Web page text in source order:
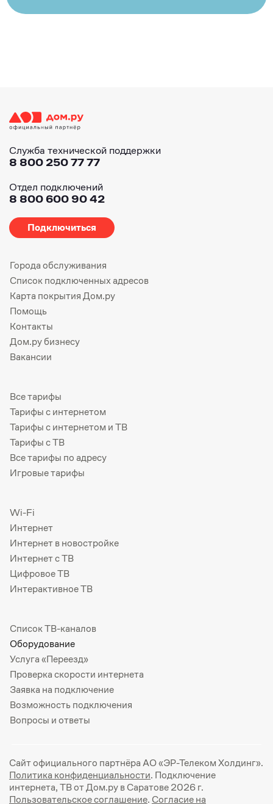
Служба технической поддержки
8 800 250 77 77
Отдел подключений
8 800 600 90 42
Подключиться
Города обслуживания
Список подключенных адресов
Карта покрытия Дом.ру
Помощь
Контакты
Дом.ру бизнесу
Вакансии
Все тарифы
Тарифы с интернетом
Тарифы с интернетом и ТВ
Тарифы с ТВ
Все тарифы по адресу
Игровые тарифы
Wi-Fi
Интернет
Интернет в новостройке
Интернет с ТВ
Цифровое ТВ
Интерактивное ТВ
Список ТВ-каналов
Оборудование
Услуга «Переезд»
Проверка скорости интернета
Заявка на подключение
Возможность подключения
Вопросы и ответы
Сайт официального партнёра АО «ЭР-Телеком Холдинг».
Политика конфиденциальности. Подключение
интернета, ТВ от Дом.ру в Саратове 2026 г.
Пользовательское соглашение. Согласие на